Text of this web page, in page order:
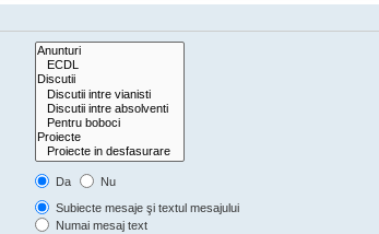
Da
Nu
Subiecte mesaje şi textul mesajului
Numai mesaj text